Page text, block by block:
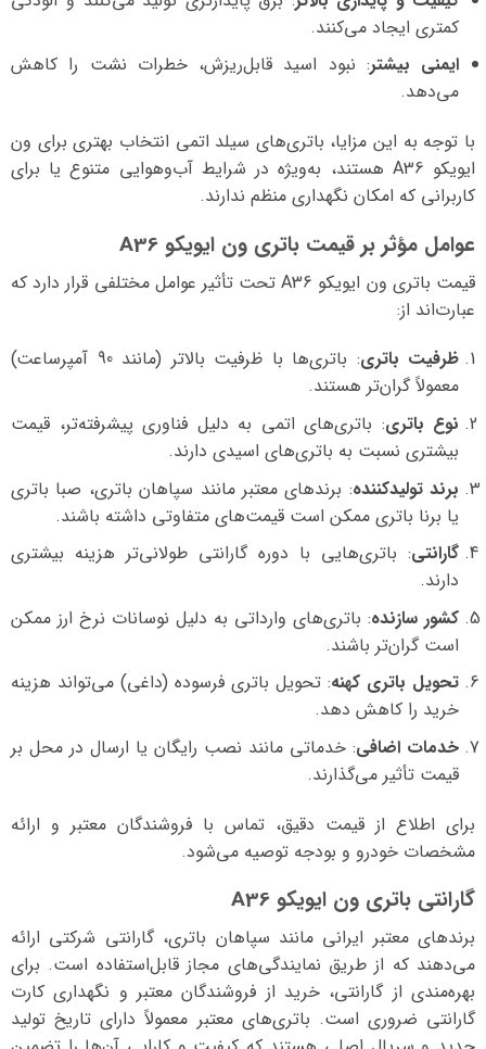
کمتری ایجاد می‌کنند.
ایمنی بیشتر: نبود اسید قابل‌ریزش، خطرات نشت را کاهش
می‌دهد.
با توجه به این مزایا، باتری‌های سیلد اتمی انتخاب بهتری برای ون
ایویکو A36 هستند، به‌ویژه در شرایط آب‌وهوایی متنوع یا برای
کاربرانی که امکان نگهداری منظم ندارند.
عوامل مؤثر بر قیمت باتری ون ایویکو A36
قیمت باتری ون ایویکو A36 تحت تأثیر عوامل مختلفی قرار دارد که
عبارت‌اند از:
ظرفیت باتری
: باتری‌ها با ظرفیت بالاتر (مانند 90 آمپرساعت)
معمولاً گران‌تر هستند.
نوع باتری: باتری‌های اتمی به دلیل فناوری پیشرفته‌تر، قیمت
بیشتری نسبت به باتری‌های اسیدی دارند.
برند تولیدکننده: برندهای معتبر مانند سپاهان باتری، صبا باتری
یا برنا باتری ممکن است قیمت‌های متفاوتی داشته باشند.
گارانتی: باتری‌هایی با دوره گارانتی طولانی‌تر هزینه بیشتری
دارند.
کشور سازنده: باتری‌های وارداتی به دلیل نوسانات نرخ ارز ممکن
است گران‌تر باشند.
تحویل باتری کهنه: تحویل باتری فرسوده (داغی) می‌تواند هزینه
خرید را کاهش دهد.
خدمات اضافی: خدماتی مانند نصب رایگان یا ارسال در محل بر
قیمت تأثیر می‌گذارند.
برای اطلاع از قیمت دقیق، تماس با فروشندگان معتبر و ارائه
مشخصات خودرو و بودجه توصیه می‌شود.
گارانتی باتری ون ایویکو A36
برندهای معتبر ایرانی مانند سپاهان باتری، گارانتی شرکتی ارائه
می‌دهند که از طریق نمایندگی‌های مجاز قابل‌استفاده است. برای
بهره‌مندی از گارانتی، خرید از فروشندگان معتبر و نگهداری کارت
گارانتی ضروری است. باتری‌های معتبر معمولاً دارای تاریخ تولید